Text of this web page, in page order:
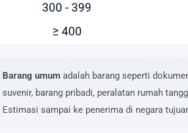
Layanan tambahan yang dipilih
mendapatkan estimasi biaya yang
menghubungi tim layanan pelanggan
pengiriman dalam jumlah besar
khusus.
300 - 399
≥ 400
Barang umum adalah barang seperti
suvenir, barang pribadi, peralatan rumah
Estimasi sampai ke penerima di negara